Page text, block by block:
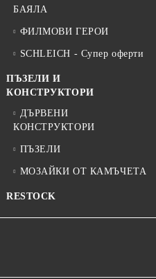
БАЯЛА
ФИЛМОВИ ГЕРОИ
SCHLEICH - Супер оферти
ПЪЗЕЛИ И
КОНСТРУКТОРИ
ДЪРВЕНИ
КОНСТРУКТОРИ
ПЪЗЕЛИ
МОЗАЙКИ ОТ КАМЪЧЕТА
RESTOCK